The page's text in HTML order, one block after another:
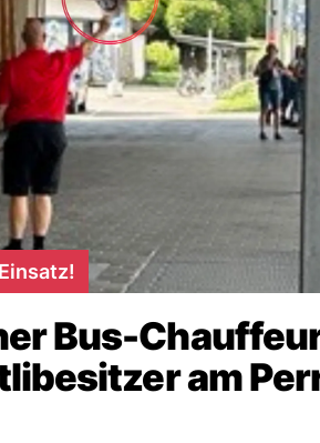
Bus-
am